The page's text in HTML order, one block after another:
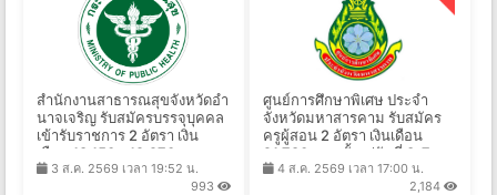
สํานักงานสาธารณสุขจังหวัดอํา
นาจเจริญ รับสมัครบรรจุบุคคล
เข้ารับราชการ 2 อัตรา เงิน
เดือน 18,150 - 19,970 บาท
ตั้งแต่วันที่ 3 - 10 ส.ค. 2569
3 ส.ค. 2569 เวลา 19:52 น.
993
ศูนย์การศึกษาพิเศษ ประจำ
จังหวัดมหาสารคาม รับสมัคร
ครูผู้สอน 2 อัตรา เงินเดือน
21,780 บาท ตั้งแต่วันที่ 3-7
ส.ค. 2569
4 ส.ค. 2569 เวลา 17:00 น.
2,184